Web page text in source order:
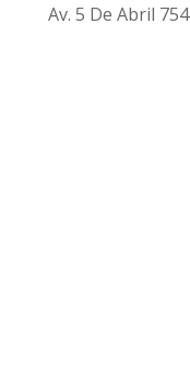
Av. 5 De Abril 754